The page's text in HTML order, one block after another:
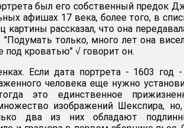
был его собственный предок
афишах 17 века, более того, в
рассказал, что она
только, много лет она
под кроватью" √ говорит он.
Если дата портрета - 1603 год
человека еще нужно
это единственное
изображений Шекспира,
два из них обладают